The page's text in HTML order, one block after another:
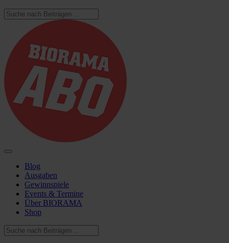
Blog
Ausgaben
Gewinnspiele
Events & Termine
Über BIORAMA
Shop